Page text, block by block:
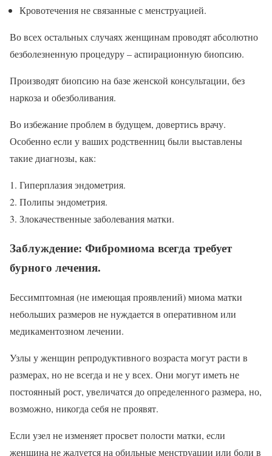
Кровотечения не связанные с менструацией.
Во всех остальных случаях женщинам проводят абсолютно
безболезненную процедуру – аспирационную биопсию.
Производят биопсию на базе женской консультации, без
наркоза и обезболивания.
Во избежание проблем в будущем, довертись врачу.
Особенно если у ваших родственниц были выставлены
такие диагнозы, как:
Гиперплазия эндометрия.
Полипы эндометрия.
Злокачественные заболевания матки.
Заблуждение: Фибромиома всегда требует
бурного лечения.
Бессимптомная (не имеющая проявлений) миома матки
небольших размеров не нуждается в оперативном или
медикаментозном лечении.
Узлы у женщин репродуктивного возраста могут расти в
размерах, но не всегда и не у всех. Они могут иметь не
постоянный рост, увеличатся до определенного размера, но,
возможно, никогда себя не проявят.
Если узел не изменяет просвет полости матки, если
женщина не жалуется на обильные менструации или боли в